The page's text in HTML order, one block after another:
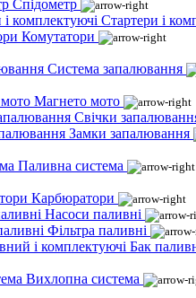
Спідометр
Стартери і
Комутатори
Система запалювання
Магнето мото
Свічки
Замки запалювання
Паливна система
Карбюратори
Насоси паливні
Фільтра паливні
Бак
Вихлопна система